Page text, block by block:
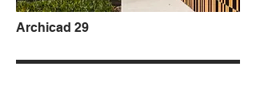
Archicad 29